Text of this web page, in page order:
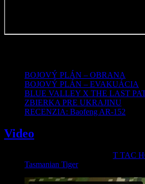
BOJOVÝ PLÁN – OBRANA
BOJOVÝ PLÁN – EVAKUÁCIA
BLUE VALLEY X THE LAST
ZBIERKA PRE UKRAJINU
RECENZIA: Baofeng AR-152
Video
T TAC
Tasmanian Tiger